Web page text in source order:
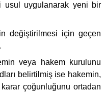
usul uygulanarak yeni bir
değiştirilmesi için geçen
veya hakem kurulunu
belirtilmiş ise hakemin,
çoğunluğunu ortadan